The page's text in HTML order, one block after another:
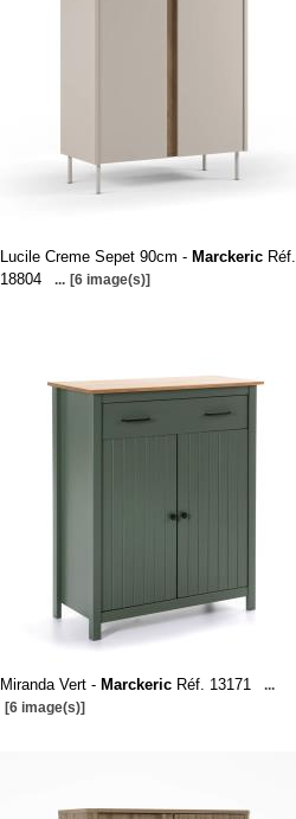
Lucile Creme Sepet 90cm - Marckeric Réf.
18804
... [6 image(s)]
Miranda Vert - Marckeric Réf. 13171
...
[6 image(s)]